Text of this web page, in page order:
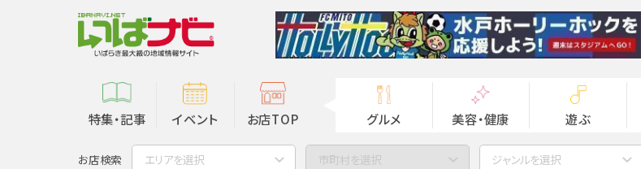
特集・記事 イベント お店TOP グルメ 美容・健康 遊ぶ
お店検索 エリアを選択 市町村を選択 ジャンルを選択